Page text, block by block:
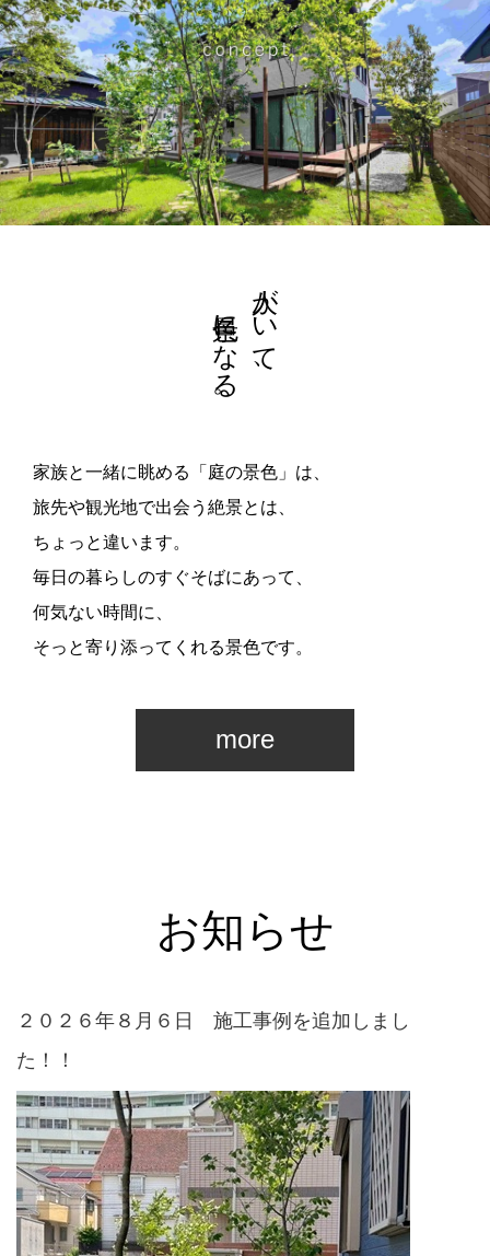
人がいて、
景色になる。
家族と一緒に眺める「庭の景色」は、
旅先や観光地で出会う絶景とは、
ちょっと違います。
毎日の暮らしのすぐそばにあって、
何気ない時間に、
そっと寄り添ってくれる景色です。
more
お知らせ
２０２６年８月６日 施工事例を追加しまし
た！！